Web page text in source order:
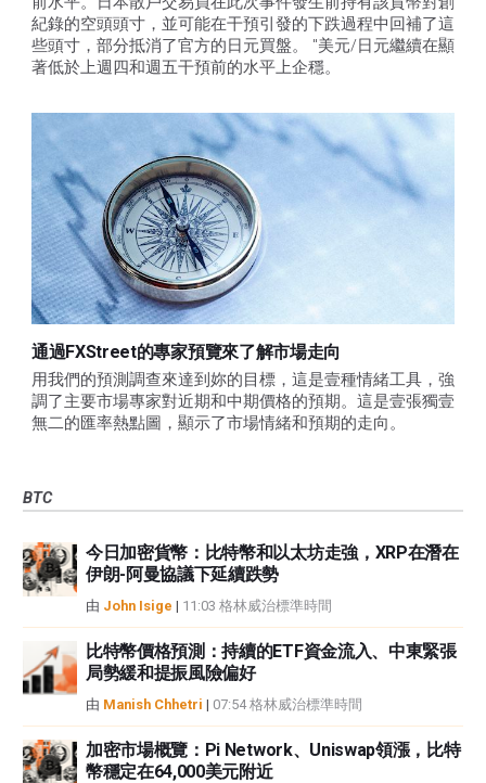
紀錄的空頭頭寸，並可能在干預引發的下跌過程中回補了這
些頭寸，部分抵消了官方的日元買盤。 "美元/日元繼續在顯
著低於上週四和週五干預前的水平上企穩。
通過FXStreet的專家預覽來了解市場走向
用我們的預測調查來達到妳的目標，這是壹種情緒工具，強
調了主要市場專家對近期和中期價格的預期。這是壹張獨壹
無二的匯率熱點圖，顯示了市場情緒和預期的走向。
BTC
今日加密貨幣：比特幣和以太坊走強，XRP在潛在
伊朗-阿曼協議下延續跌勢
由 John Isige | 11:03 格林威治標準時間
比特幣價格預測：持續的ETF資金流入、中東緊張
局勢緩和提振風險偏好
由 Manish Chhetri | 07:54 格林威治標準時間
加密市場概覽：Pi Network、Uniswap領漲，比特
幣穩定在64,000美元附近